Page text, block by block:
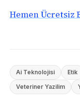
Hemen Ücretsiz
Ai Teknolojisi Etik
Veteriner Yazilim